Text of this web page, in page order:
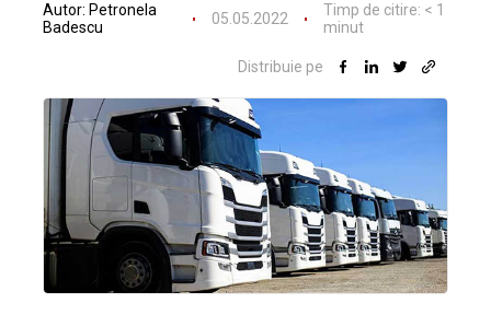
Autor: Petronela
Badescu
05.05.2022 Timp de citire: < 1
minut
Distribuie pe